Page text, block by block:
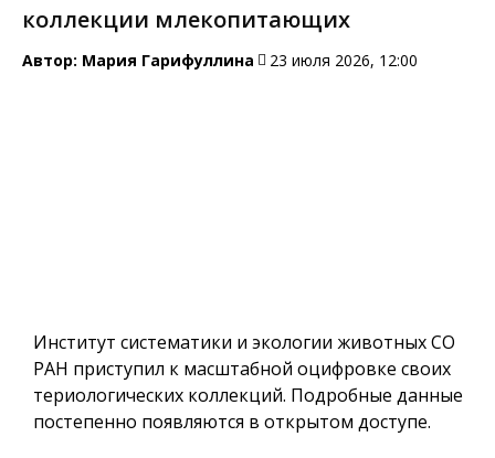
коллекции млекопитающих
Автор: Мария Гарифуллина 23 июля 2026, 12:00
Институт систематики и экологии животных СО
РАН приступил к масштабной оцифровке своих
териологических коллекций. Подробные данные
постепенно появляются в открытом доступе.